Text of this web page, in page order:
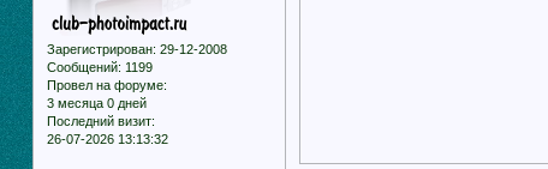
Зарегистрирован: 29-12-2008
Сообщений: 1199
Провел на форуме:
3 месяца 0 дней
Последний визит:
26-07-2026 13:13:32